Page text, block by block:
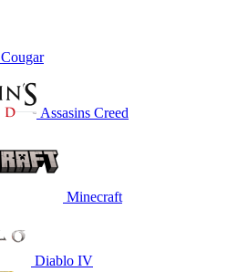
Cougar
Assasins Creed
Minecraft
Diablo IV